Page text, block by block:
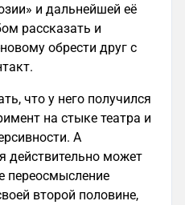
и дальнейшей её
рассказать и
обрести друг с
что у него получился
на стыке театра и
А
действительно может
переосмысление
второй половине,